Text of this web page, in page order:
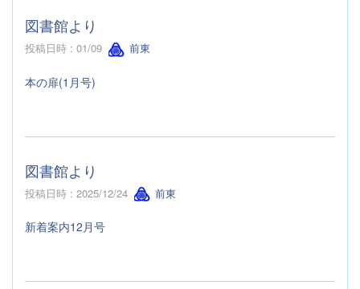
図書館より
投稿日時 : 01/09 前東
本の扉(1月号)
図書館より
投稿日時 : 2025/12/24 前東
新着案内12月号